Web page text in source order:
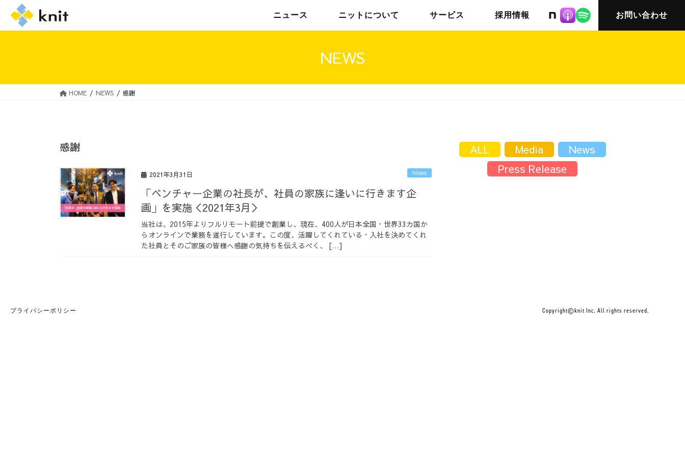
株式会社ニット
ニュース ニットについて サービス 採用情報 お問い合わせ
NEWS
HOME NEWS 感謝
感謝
2021年3月31日 News
「ベンチャー企業の社長が、社員の家族に逢いに行きます企
画」を実施＜2021年3月＞
当社は、2015年よりフルリモート前提で創業し、現在、400人が日本全国・世界33カ国か
らオンラインで業務を遂行しています。この度、活躍してくれている・入社を決めてくれ
た社員とそのご家族の皆様へ感謝の気持ちを伝えるべく、 […]
ALL Media
News
Press Release
プライバシーポリシー Copyright©knit Inc. All rights reserved.